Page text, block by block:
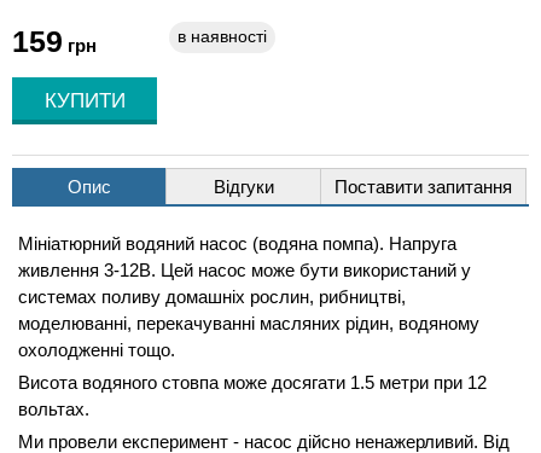
159 грн в наявності
Опис Відгуки Поставити запитання
Мініатюрний водяний насос (водяна помпа). Напруга
живлення 3-12В. Цей насос може бути використаний у
системах поливу домашніх рослин, рибництві,
моделюванні, перекачуванні масляних рідин, водяному
охолодженні тощо.
Висота водяного стовпа може досягати 1.5 метри при 12
вольтах.
Ми провели експеримент - насос дійсно ненажерливий. Від